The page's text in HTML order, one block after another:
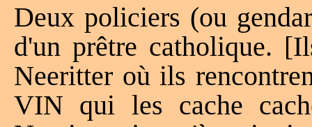
Deux policiers (ou
d'un prêtre catholique.
Neeritter où ils
VIN qui les cache